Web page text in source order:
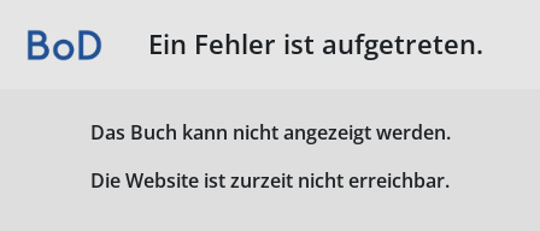
Ein Fehler ist aufgetreten.
Das Buch kann nicht angezeigt werden.
Die Website ist zurzeit nicht erreichbar.